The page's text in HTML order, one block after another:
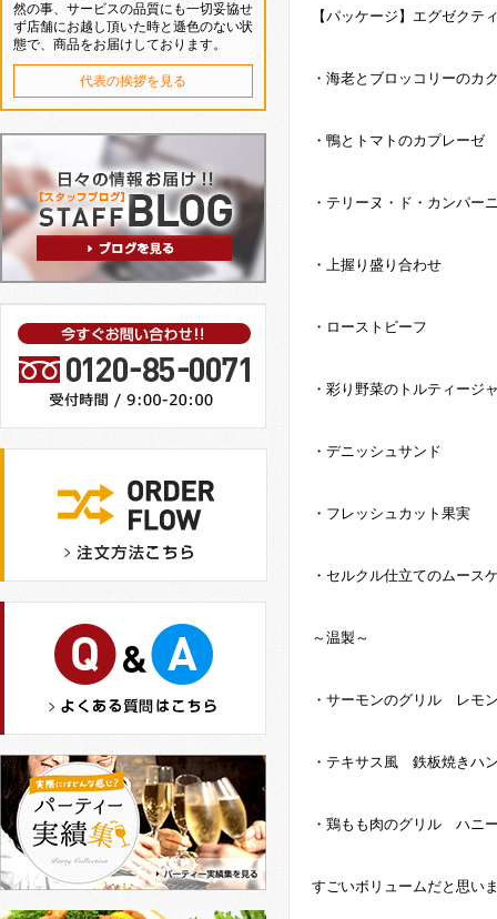
【パッケージ】エグゼクテ
・海老とブロッコリーのカ
・鴨とトマトのカプレーゼ
・テリーヌ・ド・カンパー
・上握り盛り合わせ
・ローストビーフ
・彩り野菜のトルティージ
・デニッシュサンド
・フレッシュカット果実
・セルクル仕立てのムース
～温製～
・サーモンのグリル レモ
・テキサス風 鉄板焼きハ
・鶏もも肉のグリル ハニ
すごいボリュームだと思い
然の事、サービスの品質にも一切妥協せ
ず店舗にお越し頂いた時と遜色のない状
態で、商品をお届けしております。
代表の挨拶を見る